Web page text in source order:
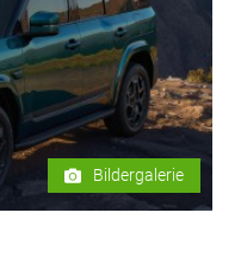
Bildergalerie